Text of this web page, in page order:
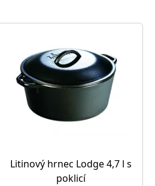
Litinový hrnec Lodge 4,7 l s
poklicí